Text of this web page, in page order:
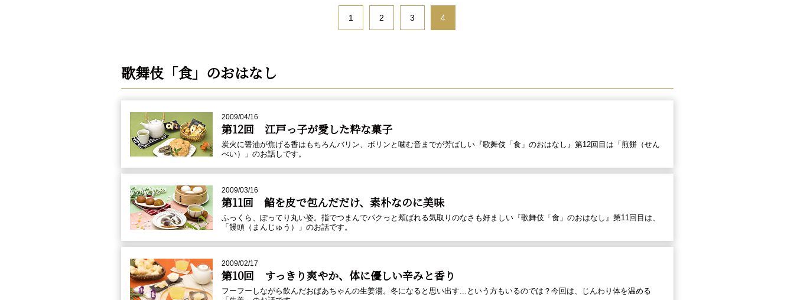
1 2 3 4
歌舞伎「食」のおはなし
2009/04/16
第12回 江戸っ子が愛した粋な菓子
炭火に醤油が焦げる香はもちろんバリン、ボリンと噛む音までが芳ばしい『歌舞伎「食」のおはなし』第12回目は「煎餅（せん
べい）」のお話しです。
2009/03/16
第11回 餡を皮で包んだだけ、素朴なのに美味
ふっくら、ぽってり丸い姿。指でつまんでパクっと頬ばれる気取りのなさも好ましい『歌舞伎「食」のおはなし』第11回目は、
「饅頭（まんじゅう）」のお話です。
2009/02/17
第10回 すっきり爽やか、体に優しい辛みと香り
フーフーしながら飲んだおばあちゃんの生姜湯。冬になると思い出す...という方もいるのでは？今回は、じんわり体を温める